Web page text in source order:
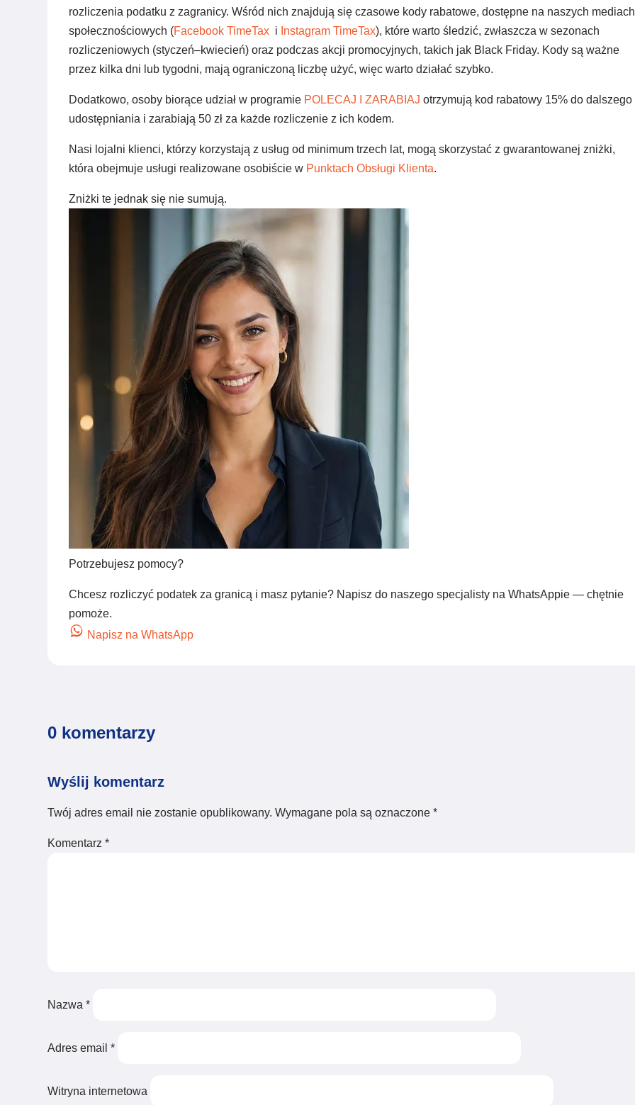
rozliczenia podatku z zagranicy. Wśród nich znajdują się czasowe kody rabatowe, dostępne na naszych mediach
społecznościowych (Facebook TimeTax i Instagram TimeTax), które warto śledzić, zwłaszcza w sezonach
rozliczeniowych (styczeń–kwiecień) oraz podczas akcji promocyjnych, takich jak Black Friday. Kody są ważne
przez kilka dni lub tygodni, mają ograniczoną liczbę użyć, więc warto działać szybko.
Dodatkowo, osoby biorące udział w programie POLECAJ I ZARABIAJotrzymują kod rabatowy 15% do dalszego
udostępniania i zarabiają 50 zł za każde rozliczenie z ich kodem.
Nasi lojalni klienci, którzy korzystają z usług od minimum trzech lat, mogą skorzystać z gwarantowanej zniżki,
która obejmuje usługi realizowane osobiście w Punktach Obsługi Klienta.
Zniżki te jednak się nie sumują.
Potrzebujesz pomocy?
Chcesz rozliczyć podatek za granicą i masz pytanie? Napisz do naszego specjalisty na WhatsAppie — chętnie
pomoże.
Napisz na WhatsApp
0 komentarzy
Wyślij komentarz
Twój adres email nie zostanie opublikowany. Wymagane pola są oznaczone*
Komentarz*
Nazwa*
Adres email*
Witryna internetowa